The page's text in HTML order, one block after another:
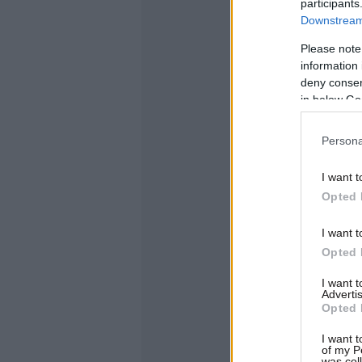
Please
information
deny
in below
I want
Opted
I want
Opted
I want
Opted
I want
of my